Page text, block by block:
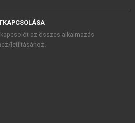
az összes alkalmazás
letiltásához.